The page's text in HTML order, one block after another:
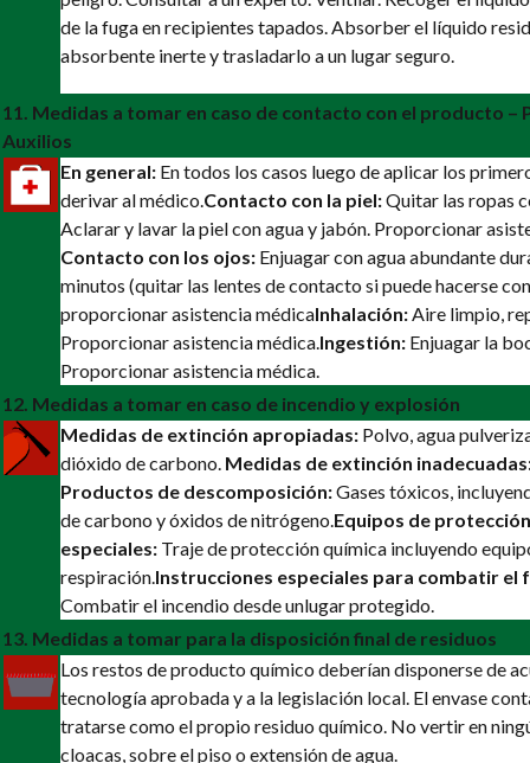
de la fuga en recipientes tapados. Absorber el líquido
absorbente inerte y trasladarlo a un lugar seguro.
11. Medidas a tomar en caso de contacto con el producto –
Auxilios
En general: En todos los casos luego de aplicar los
derivar al médico.Contacto con la piel:Quitar las ropas
Aclarar y lavar la piel con agua y jabón. Proporcionar
Contacto con los ojos: Enjuagar con agua abundante
minutos (quitar las lentes de contacto si puede hacerse
proporcionar asistencia médicaInhalación:Aire limpio,
Proporcionar asistencia médica.Ingestión: Enjuagar la
Proporcionar asistencia médica.
12. Medidas a tomar en caso de incendio y explosión
Medidas de extinción apropiadas: Polvo, agua
dióxido de carbono. Medidas de extinción
Productos de descomposición:Gases tóxicos,
de carbono y óxidos de nitrógeno.Equipos de
especiales: Traje de protección química incluyendo
respiración.Instrucciones especiales para combatir el
Combatir el incendio desde unlugar protegido.
13. Medidas a tomar para la disposición final de residuos
Los restos de producto químico deberían disponerse de
tecnología aprobada y a la legislación local. El envase
tratarse como el propio residuo químico. No vertir en
cloacas, sobre el piso o extensión de agua.